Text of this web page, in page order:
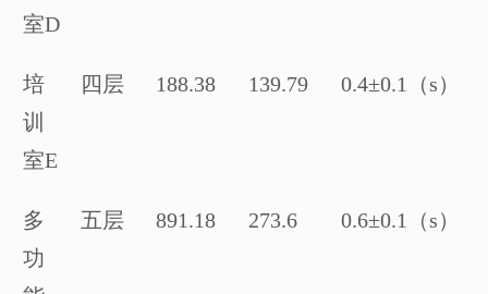
室D
培
训
室E
四层 188.38 139.79 0.4±0.1 （s）
多
功
五层 891.18 273.6 0.6±0.1 （s）